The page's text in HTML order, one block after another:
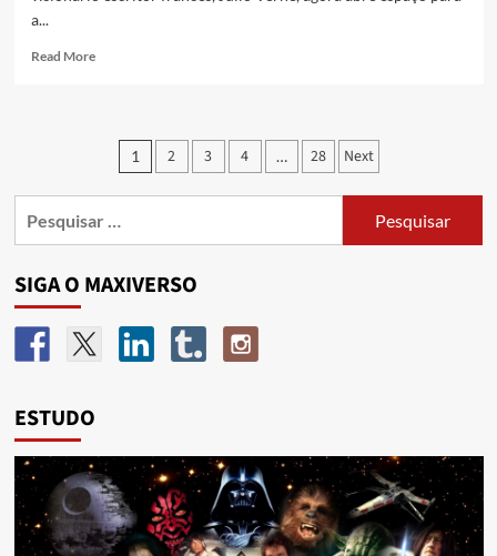
a...
Read More
1 2 3 4 … 28 Next
SIGA O MAXIVERSO
ESTUDO